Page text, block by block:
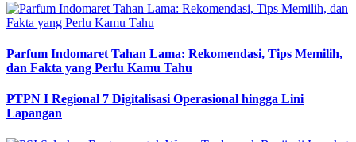
Parfum Indomaret Tahan Lama: Rekomendasi, Tips Memilih,
dan Fakta yang Perlu Kamu Tahu
PTPN I Regional 7 Digitalisasi Operasional hingga Lini
Lapangan